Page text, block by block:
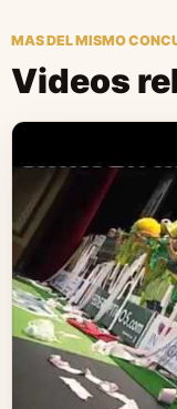
MAS DEL MISMO
Videos